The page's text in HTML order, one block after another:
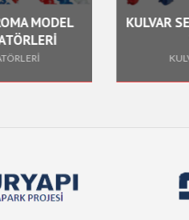
SEPERATÖR YÜZDÜRÜCÜ
VE TOPLARI
KULVAR SEPERATÖRLERİ